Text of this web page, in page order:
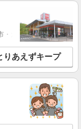
太田市・館林市・藤
りあえずキープ